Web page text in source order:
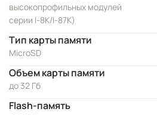
высокопрофильных модулей
серии I-8K/I-87K)
Тип карты памяти
MicroSD
Объем карты памяти
до 32 Гб
Flash-память